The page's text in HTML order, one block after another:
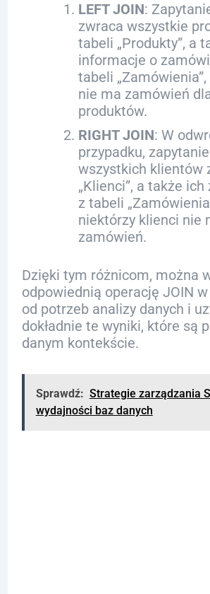
LEFT JOIN:
zwraca wszystkie
tabeli „Produkty”, a
informacje o
tabeli
nie ma zamówień
produktów.
RIGHT JOIN: W
przypadku,
wszystkich klientów
„Klienci”, a także
z tabeli
niektórzy klienci nie
zamówień.
Dzięki tym różnicom, można
odpowiednią operację JOIN
od potrzeb analizy danych i
dokładnie te wyniki, które są
danym kontekście.
Sprawdź: Strategie zarządzania
wydajności baz danych